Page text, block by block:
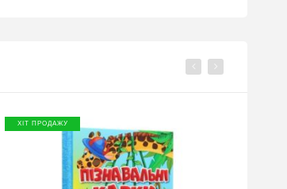
ХІТ ПРОДАЖУ